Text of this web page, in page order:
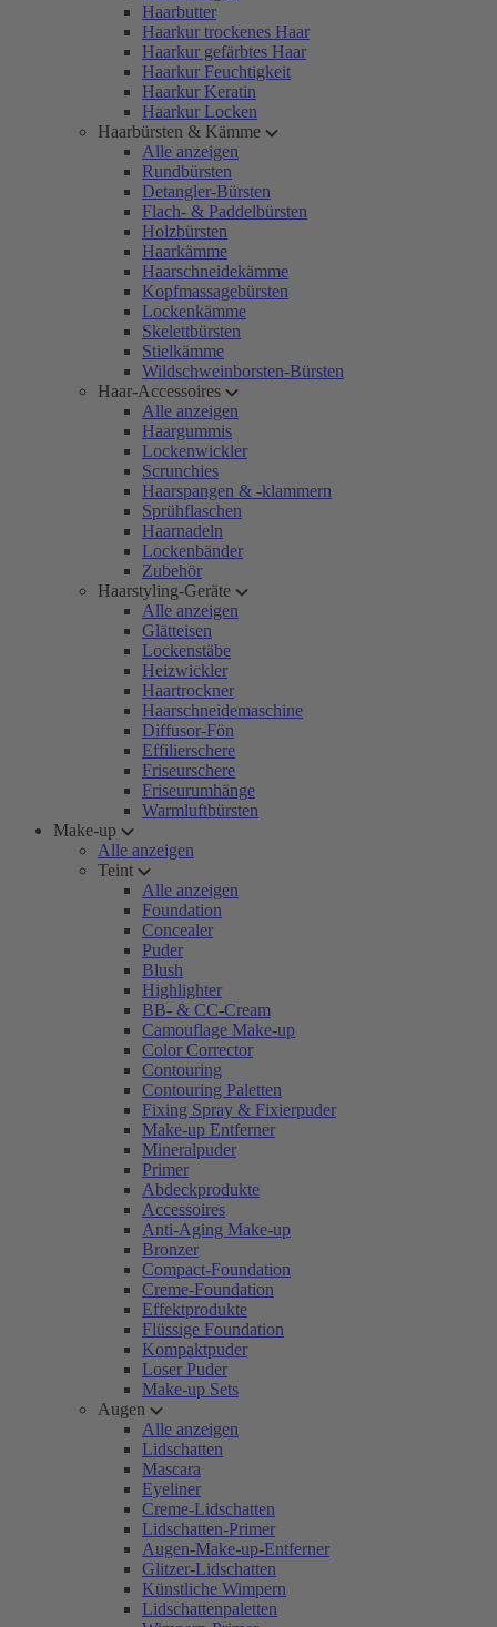
Haarbutter
Haarkur trockenes Haar
Haarkur gefärbtes Haar
Haarkur Feuchtigkeit
Haarkur Keratin
Haarkur Locken
Haarbürsten & Kämme
Alle anzeigen
Rundbürsten
Detangler-Bürsten
Flach- & Paddelbürsten
Holzbürsten
Haarkämme
Haarschneidekämme
Kopfmassagebürsten
Lockenkämme
Skelettbürsten
Stielkämme
Wildschweinborsten-Bürsten
Haar-Accessoires
Alle anzeigen
Haargummis
Lockenwickler
Scrunchies
Haarspangen & -klammern
Sprühflaschen
Haarnadeln
Lockenbänder
Zubehör
Haarstyling-Geräte
Alle anzeigen
Glätteisen
Lockenstäbe
Heizwickler
Haartrockner
Haarschneidemaschine
Diffusor-Fön
Effilierschere
Friseurschere
Friseurumhänge
Warmluftbürsten
Make-up
Alle anzeigen
Teint
Alle anzeigen
Foundation
Concealer
Puder
Blush
Highlighter
BB- & CC-Cream
Camouflage Make-up
Color Corrector
Contouring
Contouring Paletten
Fixing Spray & Fixierpuder
Make-up Entferner
Mineralpuder
Primer
Abdeckprodukte
Accessoires
Anti-Aging Make-up
Bronzer
Compact-Foundation
Creme-Foundation
Effektprodukte
Flüssige Foundation
Kompaktpuder
Loser Puder
Make-up Sets
Augen
Alle anzeigen
Lidschatten
Mascara
Eyeliner
Creme-Lidschatten
Lidschatten-Primer
Augen-Make-up-Entferner
Glitzer-Lidschatten
Künstliche Wimpern
Lidschattenpaletten